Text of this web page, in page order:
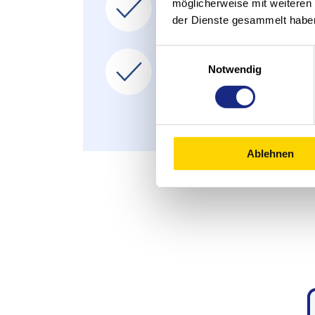
möglicherweise mit
der Dienste gesammelt
Notwendig
Ablehnen
Etichettatura,
mantenendo
Combinare gli
sequenza